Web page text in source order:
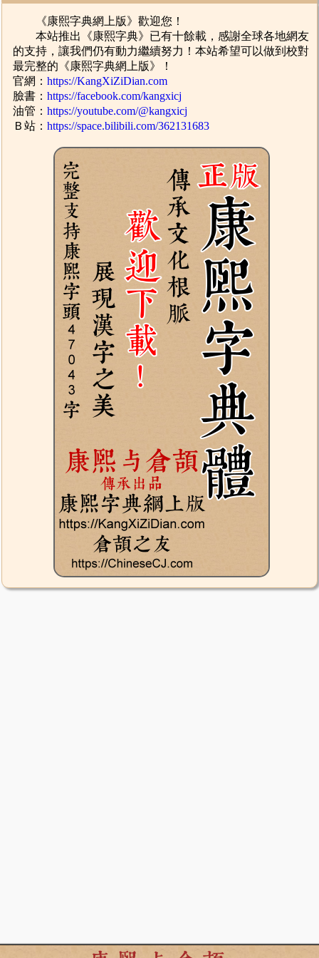
《康熙字典網上版》歡迎您！
本站推出《康熙字典》已有十餘載，感謝全球各地網友
的支持，讓我們仍有動力繼續努力！本站希望可以做到校對
最完整的《康熙字典網上版》！
官網：https://KangXiZiDian.com
臉書：https://facebook.com/kangxicj
油管：https://youtube.com/@kangxicj
Ｂ站：https://space.bilibili.com/362131683